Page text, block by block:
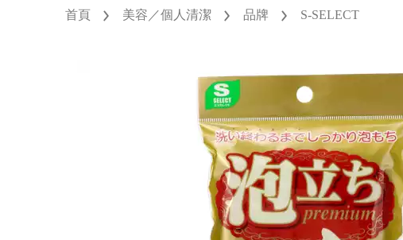
首頁 美容／個人清潔 品牌 S-SELECT